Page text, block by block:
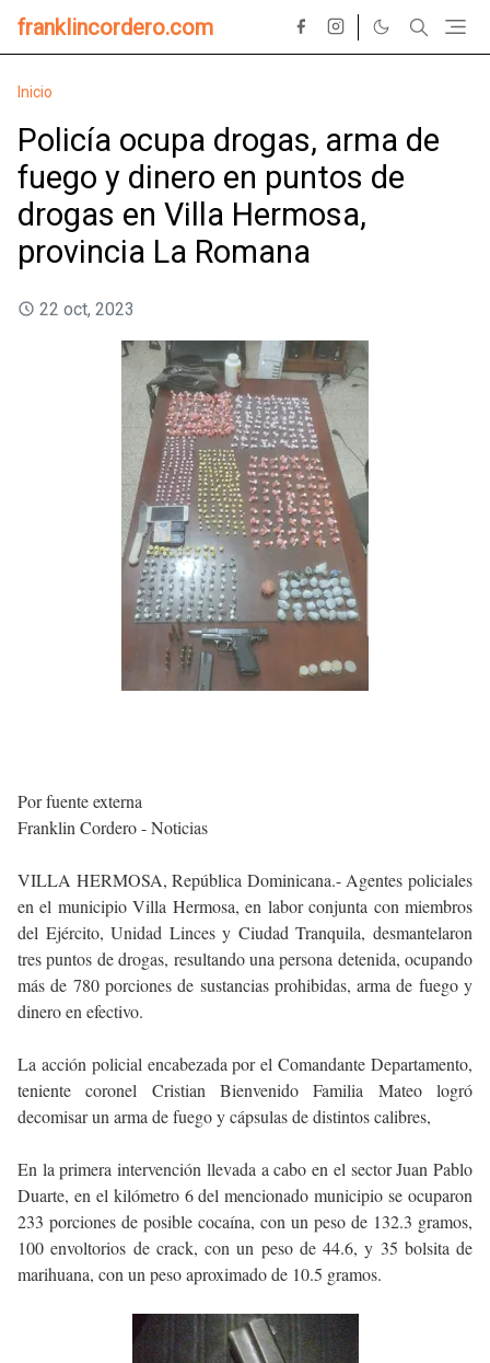
franklincordero.com
Inicio
Policía ocupa drogas, arma de
fuego y dinero en puntos de
drogas en Villa Hermosa,
provincia La Romana
22 oct, 2023
Por fuente externa
Franklin Cordero - Noticias
VILLA HERMOSA, República Dominicana.- Agentes policiales
en el municipio Villa Hermosa, en labor conjunta con miembros
del Ejército, Unidad Linces y Ciudad Tranquila, desmantelaron
tres puntos de drogas, resultando una persona detenida, ocupando
más de 780 porciones de sustancias prohibidas, arma de fuego y
dinero en efectivo.
La acción policial encabezada por el Comandante Departamento,
teniente coronel Cristian Bienvenido Familia Mateo logró
decomisar un arma de fuego y cápsulas de distintos calibres,
En la primera intervención llevada a cabo en el sector Juan Pablo
Duarte, en el kilómetro 6 del mencionado municipio se ocuparon
233 porciones de posible cocaína, con un peso de 132.3 gramos,
100 envoltorios de crack, con un peso de 44.6, y 35 bolsita de
marihuana, con un peso aproximado de 10.5 gramos.